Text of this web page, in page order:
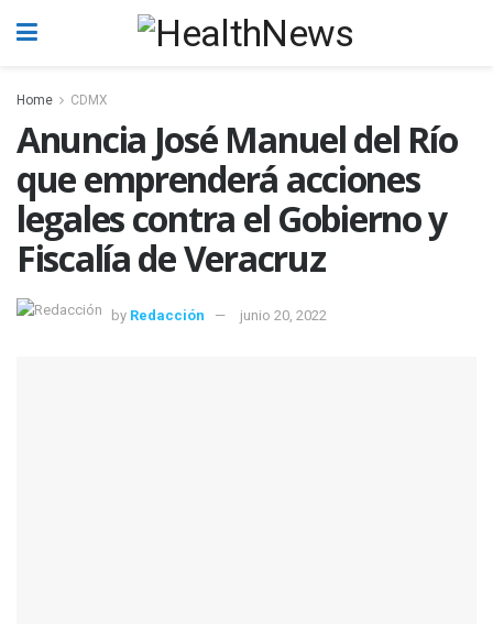
Home CDMX
Anuncia José Manuel del Río
que emprenderá acciones
legales contra el Gobierno y
Fiscalía de Veracruz
by Redacción junio 20, 2022